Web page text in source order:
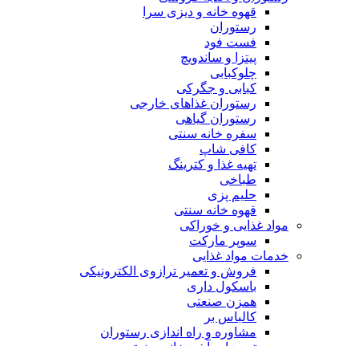
قهوه خانه و دیزی سرا
رستوران
فست فود
پیتزا و ساندویچ
چلوکبابی
کبابی و جگرکی
رستوران غذاهای خارجی
رستوران گیاهی
سفره خانه سنتی
کافی شاپ
تهیه غذا و کترینگ
طباخی
حلیم پزی
قهوه خانه سنتی
مواد غذایی و خوراکی
سوپر مارکت
خدمات مواد غذایی
فروش و تعمیر ترازوی الکترونیکی
باسکول داری
همزن صنعتی
کالباس بر
مشاوره و راه اندازی رستوران